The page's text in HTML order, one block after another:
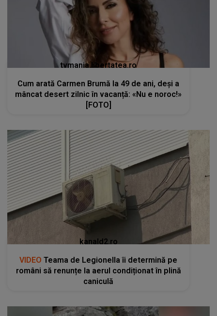
tvmania.libertatea.ro
Cum arată Carmen Brumă la 49 de ani, deși a
mâncat desert zilnic în vacanță: «Nu e noroc!»
[FOTO]
kanald2.ro
VIDEO Teama de Legionella îi determină pe
români să renunțe la aerul condiționat în plină
caniculă